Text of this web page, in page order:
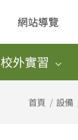
網站導覽
校外實習
首頁 設備